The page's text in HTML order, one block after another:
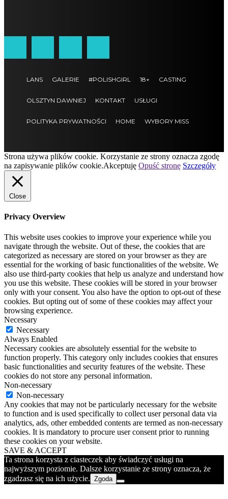
LANS GALERIE #POLISHGIRL 18+ CASTING
OLSZTYN DAWNIEJ KONTAKT USŁUGI
POLITYKA PRYWATNOŚCI HOME WYBORY MISS
Strona używa plików cookie. Korzystanie ze strony oznacza zgodę
na zapisywanie plików cookie.Akceptuję Opuść stronę Szczegóły
Close
Privacy Overview
This website uses cookies to improve your experience while you
navigate through the website. Out of these, the cookies that are
categorized as necessary are stored on your browser as they are
essential for the working of basic functionalities of the website. We
also use third-party cookies that help us analyze and understand how
you use this website. These cookies will be stored in your browser
only with your consent. You also have the option to opt-out of these
cookies. But opting out of some of these cookies may affect your
browsing experience.
Necessary
Necessary
Always Enabled
Necessary cookies are absolutely essential for the website to
function properly. This category only includes cookies that ensures
basic functionalities and security features of the website. These
cookies do not store any personal information.
Non-necessary
Non-necessary
Any cookies that may not be particularly necessary for the website
to function and is used specifically to collect user personal data via
analytics, ads, other embedded contents are termed as non-necessary
cookies. It is mandatory to procure user consent prior to running
these cookies on your website.
SAVE & ACCEPT
Ta strona korzysta z ciasteczek aby świadczyć usługi na
najwyższym poziomie. Dalsze korzystanie ze strony oznacza, że
zgadzasz się na ich użycie. Zgoda